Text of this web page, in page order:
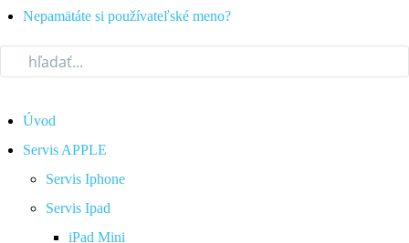
Nepamätáte si používateľské meno?
Úvod
Servis APPLE
Servis Iphone
Servis Ipad
iPad Mini